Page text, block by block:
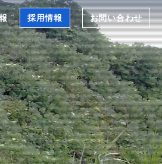
採用情報 お問い合わせ